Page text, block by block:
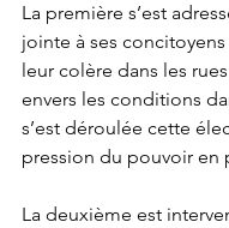
La première s’est
jointe à ses
leur colère dans les
envers les conditions
s’est déroulée cette
pression du pouvoir en
La deuxième est